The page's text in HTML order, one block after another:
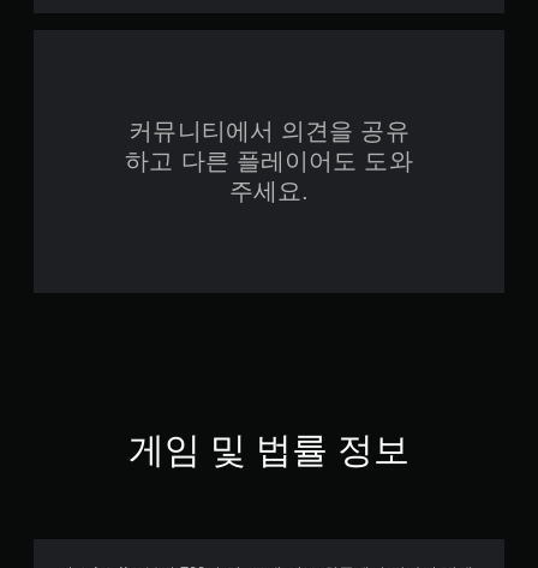
커뮤니티에서 의견을 공유
하고 다른 플레이어도 도와
주세요.
게임 및 법률 정보